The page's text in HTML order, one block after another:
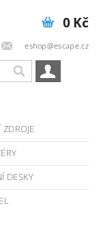
eshop@escape.cz
0 Kč
ZDROJE
DESKY